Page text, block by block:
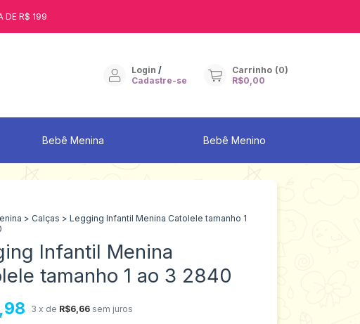
DE R$ 199
Login /
Cadastre-se
Carrinho (0)
R$0,00
Bebê Menina Bebê Menino
> Calças > Legging Infantil Menina Catolele tamanho 1
Infantil Menina
tamanho 1 ao 3 2840
3 x de R$6,66 sem juros